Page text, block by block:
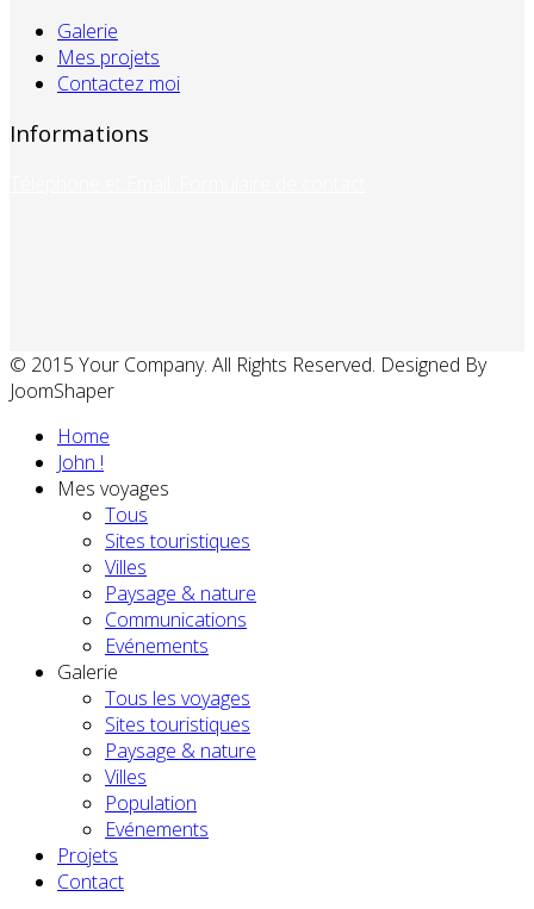
Galerie
Mes projets
Contactez moi
Informations
© 2015 Your Company. All Rights Reserved. Designed By
JoomShaper
Home
John !
Mes voyages
Tous
Sites touristiques
Villes
Paysage & nature
Communications
Evénements
Galerie
Tous les voyages
Sites touristiques
Paysage & nature
Villes
Population
Evénements
Projets
Contact